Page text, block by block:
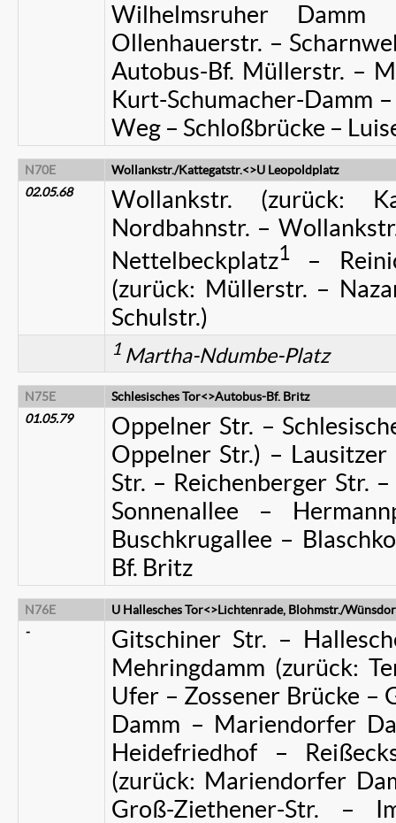
Wilhelmsruher
Ollenhauerstr. –
Autobus-Bf. Müllerstr. –
Kurt-Schumacher-Damm
Weg – Schloßbrücke –
N70E
Wollankstr./Kattegatstr.<>U Leopoldplatz
02.05.68
Wollankstr. (zurück:
Nordbahnstr. –
Nettelbeckplatz1 –
(zurück: Müllerstr. –
Schulstr.)
1 Martha-Ndumbe-Platz
N75E
Schlesisches Tor<>Autobus-Bf. Britz
01.05.79
Oppelner Str. –
Oppelner Str.) –
Str. – Reichenberger Str.
Sonnenallee –
Buschkrugallee –
Bf. Britz
N76E
U Hallesches Tor<>Lichtenrade, Blohmstr./
-
Gitschiner Str. –
Mehringdamm (zurück:
Ufer – Zossener Brücke –
Damm – Mariendorfer
Heidefriedhof –
(zurück: Mariendorfer
Groß-Ziethener-Str. –